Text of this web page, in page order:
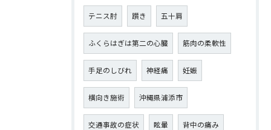
テニス肘 躓き 五十肩
ふくらはぎは第二の心臓 筋肉の柔軟性
手足のしびれ 神経痛 妊娠
横向き施術 沖縄県浦添市
交通事故の症状 眩暈 背中の痛み